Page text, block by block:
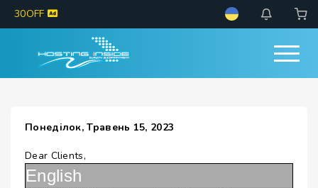
30OFF
Понеділок, Травень 15, 2023
Dear Clients,
English